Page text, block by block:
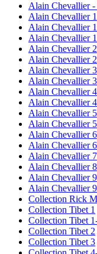
Alain Chevallier -
Alain Chevallier 1
Alain Chevallier
Alain Chevallier
Alain Chevallier 2
Alain Chevallier
Alain Chevallier 3
Alain Chevallier
Alain Chevallier 4
Alain Chevallier
Alain Chevallier 5
Alain Chevallier
Alain Chevallier 6
Alain Chevallier
Alain Chevallier 7
Alain Chevallier 8
Alain Chevallier 9
Alain Chevallier
Collection Rick
Collection Tibet 1
Collection Tibet
Collection Tibet 2
Collection Tibet 3